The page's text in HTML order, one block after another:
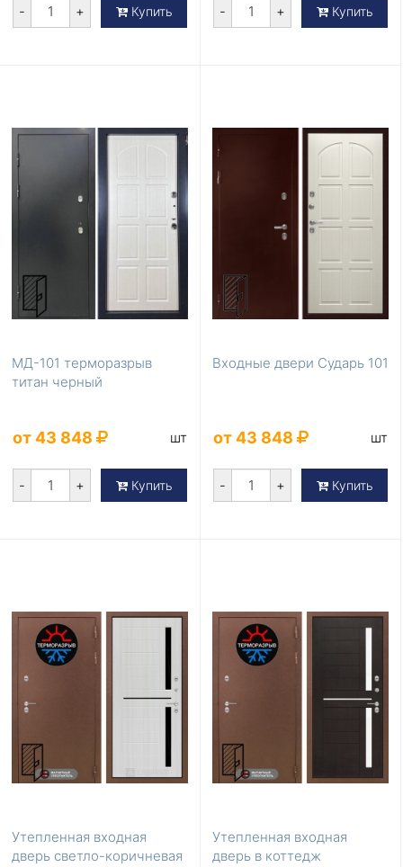
- + Купить - + Купить
МД-101 терморазрыв
титан черный
от 43 848 шт
- + Купить
Входные двери Сударь 101
от 43 848 шт
- + Купить
Утепленная входная
дверь светло-коричневая
Утепленная входная
дверь в коттедж